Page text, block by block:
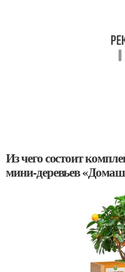
Из чего состоит
мини-деревьев